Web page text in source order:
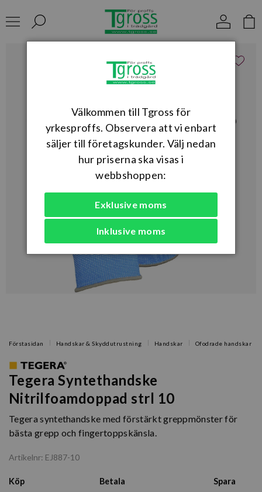
Förstasidan Handskar & Skyddutrustning Handskar Ofodrade handskar
Tegera Syntethandske
Nitrilfoamdoppad strl 10
Tegera syntethandske med förstärkt greppmönster för
bästa grepp och fingertoppskänsla.
Artikelnr: EJ887-10
Köp Betala Spara
Välkommen till Tgross för
yrkesproffs. Observera att vi enbart
säljer till företagskunder. Välj nedan
hur priserna ska visas i
webbshoppen:
Exklusive moms
Inklusive moms